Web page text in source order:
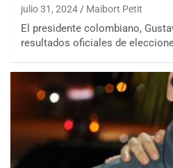
julio 31, 2024 Maibort Petit
El presidente colombiano,
resultados oficiales de